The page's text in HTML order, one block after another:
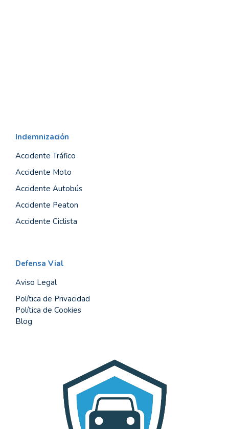
Indemnización
Accidente Tráfico
Accidente Moto
Accidente Autobús
Accidente Peaton
Accidente Ciclista
Defensa Vial
Aviso Legal
Política de Privacidad
Política de Cookies
Blog